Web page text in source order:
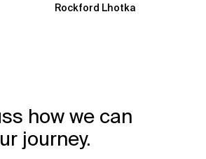
dem...
Rockford Lhotka
how we can
journey.